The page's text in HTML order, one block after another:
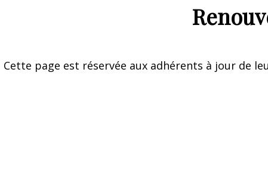
Cette page est réservée aux adhérents à jour de